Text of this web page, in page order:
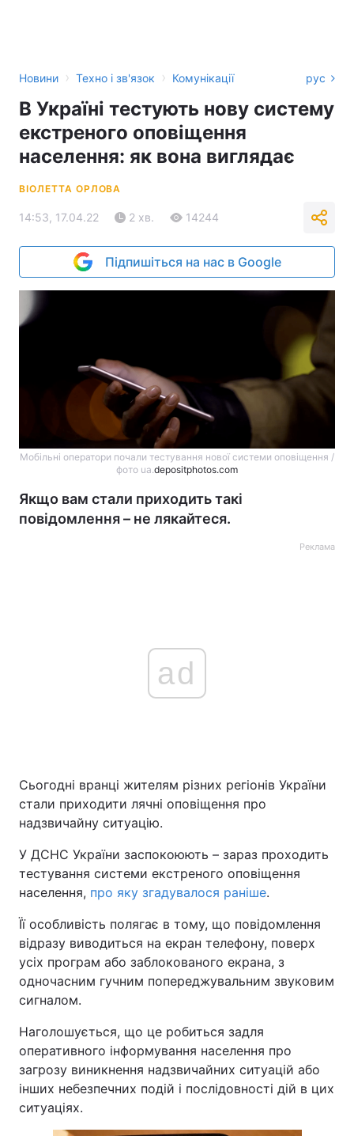
Новини › Техно і зв'язок › Комунікації рус
В Україні тестують нову систему
екстреного оповіщення
населення: як вона виглядає
ВІОЛЕТТА ОРЛОВА
14:53, 17.04.22 2 хв. 14244
Підпишіться на нас в Google
Мобільні оператори почали тестування нової системи оповіщення /
фото ua.depositphotos.com
Якщо вам стали приходить такі
повідомлення – не лякайтеся.
Реклама
ad
Сьогодні вранці жителям різних регіонів України
стали приходити лячні оповіщення про
надзвичайну ситуацію.
У ДСНС України заспокоюють – зараз проходить
тестування системи екстреного оповіщення
населення, про яку згадувалося раніше.
Її особливість полягає в тому, що повідомлення
відразу виводиться на екран телефону, поверх
усіх програм або заблокованого екрана, з
одночасним гучним попереджувальним звуковим
сигналом.
Наголошується, що це робиться задля
оперативного інформування населення про
загрозу виникнення надзвичайних ситуацій або
інших небезпечних подій і послідовності дій в цих
ситуаціях.